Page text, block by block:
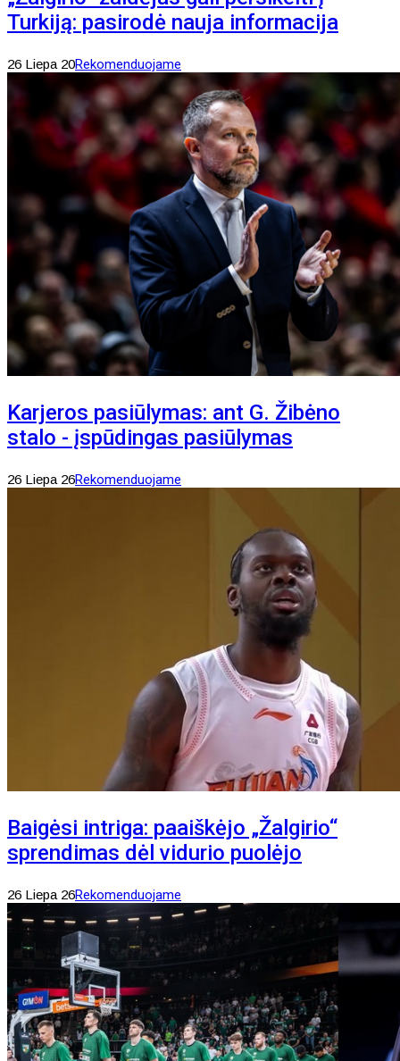
Turkiją: pasirodė nauja informacija
26 Liepa 20Rekomenduojame
Karjeros pasiūlymas: ant G. Žibėno
stalo - įspūdingas pasiūlymas
26 Liepa 26Rekomenduojame
Baigėsi intriga: paaiškėjo „Žalgirio“
sprendimas dėl vidurio puolėjo
26 Liepa 26Rekomenduojame